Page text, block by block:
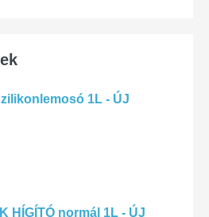
1L - ÚJ
HÍGÍTÓ normál 1L - ÚJ